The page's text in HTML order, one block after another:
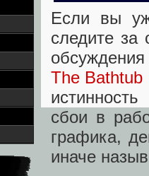
Если вы
следите за
обсуждения
The Bathtub
сбои в
графика,
иначе